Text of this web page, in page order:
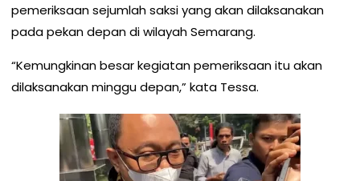
pemeriksaan sejumlah saksi yang akan dilaksanakan
pada pekan depan di wilayah Semarang.
“Kemungkinan besar kegiatan pemeriksaan itu akan
dilaksanakan minggu depan,” kata Tessa.